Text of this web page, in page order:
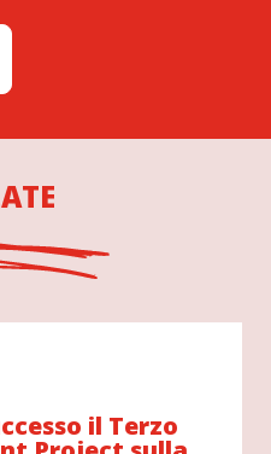
il Terzo